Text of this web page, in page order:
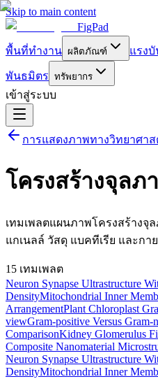
Skip to main content
FigPad
พื้นที่ทำงาน ผลิตภัณฑ์ แรง
พันธมิตร ทรัพยากร
เข้าสู่ระบบ
การแสดงภาพทางวิทยาศาส
โครงสร้างจุลภ
เทมเพลตแผนภาพโครงสร้างจุ
แกเนลล์ วัสดุ แบคทีเรีย และก
15 เทมเพลต
Neuron Synapse Ultrastructure
DensityMitochondrial Inner
ArrangementPlant Chloroplast
viewGram-positive Versus
ComparisonKidney Glomerulus
Composite Nanomaterial
Neuron Synapse Ultrastructure
DensityMitochondrial Inner